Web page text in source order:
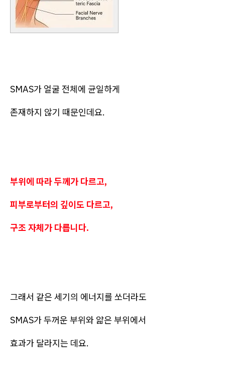
SMAS가 얼굴 전체에 균일하게
존재하지 않기 때문인데요.
부위에 따라 두께가 다르고,
피부로부터의 깊이도 다르고,
구조 자체가 다릅니다.
그래서 같은 세기의 에너지를 쏘더라도
SMAS가 두꺼운 부위와 얇은 부위에서
효과가 달라지는 데요.